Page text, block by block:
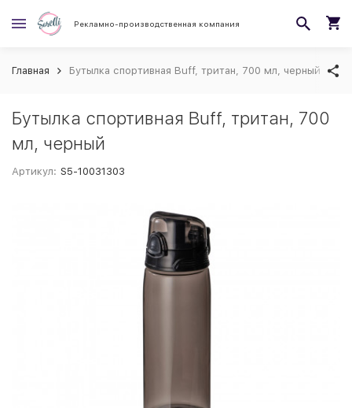
Рекламно-производственная компания
Главная Бутылка спортивная Buff, тритан, 700 мл, черный
Бутылка спортивная Buff, тритан, 700
мл, черный
Артикул: S5-10031303